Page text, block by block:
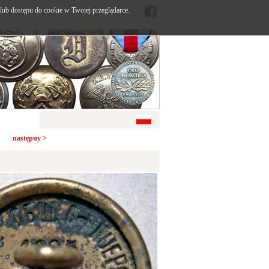
następny >
dostępu do cookie w Twojej przeglądarce.